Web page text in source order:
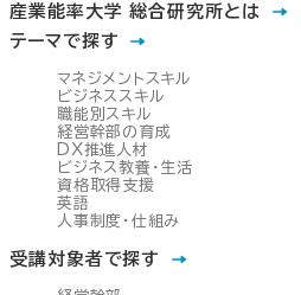
産業能率大学 総合研究所とは
テーマで探す
マネジメントスキル
ビジネススキル
職能別スキル
経営幹部の育成
DX推進人材
ビジネス教養・生活
資格取得支援
英語
人事制度・仕組み
受講対象者で探す